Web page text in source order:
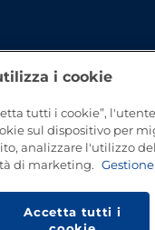
i cookie
tutti i cookie”,
sul dispositivo per
analizzare l'utilizzo
di marketing.
Accetta tutti i